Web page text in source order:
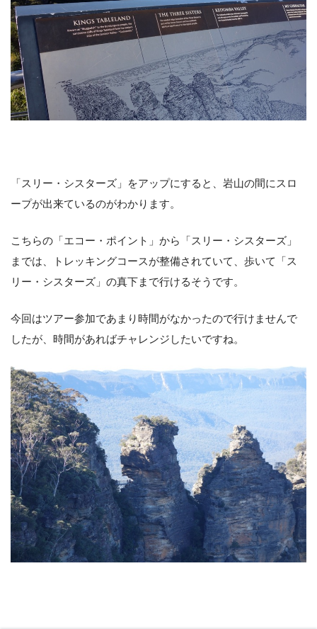
「スリー・シスターズ」をアップにすると、岩山の間にスロ
ープが出来ているのがわかります。
こちらの「エコー・ポイント」から「スリー・シスターズ」
までは、トレッキングコースが整備されていて、歩いて「ス
リー・シスターズ」の真下まで行けるそうです。
今回はツアー参加であまり時間がなかったので行けませんで
したが、時間があればチャレンジしたいですね。